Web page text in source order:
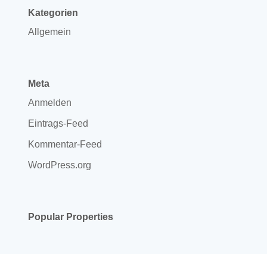
Kategorien
Allgemein
Meta
Anmelden
Eintrags-Feed
Kommentar-Feed
WordPress.org
Popular Properties